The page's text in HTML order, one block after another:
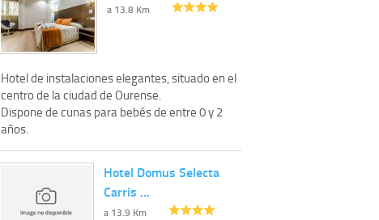
a 13.8 Km
Hotel de instalaciones elegantes, situado en el
centro de la ciudad de Ourense.
Dispone de cunas para bebés de entre 0 y 2
años.
Hotel Domus Selecta
Carris …
a 13.9 Km